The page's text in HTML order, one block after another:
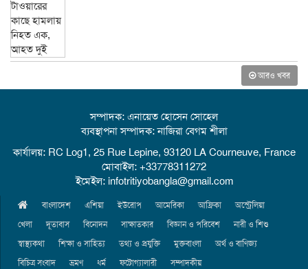
আরও খবর
সম্পাদক: এনায়েত হোসেন সোহেল
ব্যবস্থাপনা সম্পাদক: নাজিরা বেগম শীলা
কার্যালয়: RC Log1, 25 Rue Lepine, 93120 LA Courneuve, France
মোবাইল: +33778311272
ইমেইল: infotritiyobangla@gmail.com
বাংলাদেশ এশিয়া ইউরোপ আমেরিকা আফ্রিকা
অস্ট্রেলিয়া
খেলা
দূতাবাস বিনোদন সাক্ষাতকার বিজ্ঞান ও পরিবেশ
নারী ও শিশু
স্বাস্থ্যকথা
শিক্ষা ও সাহিত্য তথ্য ও প্রযুক্তি মুক্তবাংলা
অর্থ ও বাণিজ্য
বিচিত্র সংবাদ
ভ্রমণ ধর্ম ফটোগ্যালারী সম্পাদকীয়